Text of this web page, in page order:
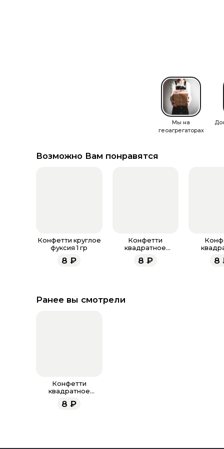
Мы на
геоагрегаторах
Возможно Вам понравятся
Конфетти круглое
фуксия 1 гр
8 ₽
Конфетти
квадратное
8 ₽ 8
Ранее вы смотрели
Конфетти
квадратное
красное 1 гр
8 ₽